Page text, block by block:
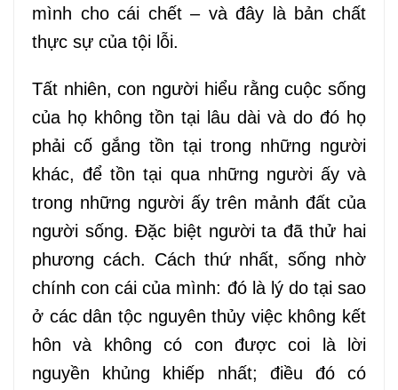
mình cho cái chết – và đây là bản chất
thực sự của tội lỗi.
Tất nhiên, con người hiểu rằng cuộc sống
của họ không tồn tại lâu dài và do đó họ
phải cố gắng tồn tại trong những người
khác, để tồn tại qua những người ấy và
trong những người ấy trên mảnh đất của
người sống. Đặc biệt người ta đã thử hai
phương cách. Cách thứ nhất, sống nhờ
chính con cái của mình: đó là lý do tại sao
ở các dân tộc nguyên thủy việc không kết
hôn và không có con được coi là lời
nguyền khủng khiếp nhất; điều đó có